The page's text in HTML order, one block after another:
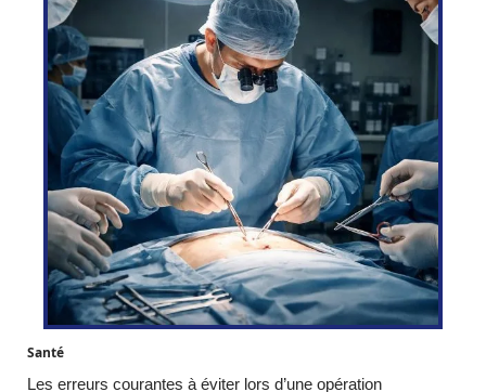
Santé
Les erreurs courantes à éviter lors d’une opération